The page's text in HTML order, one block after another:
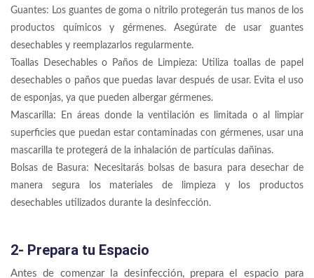
Guantes: Los guantes de goma o nitrilo protegerán tus manos de los
productos químicos y gérmenes. Asegúrate de usar guantes
desechables y reemplazarlos regularmente.
Toallas Desechables o Paños de Limpieza: Utiliza toallas de papel
desechables o paños que puedas lavar después de usar. Evita el uso
de esponjas, ya que pueden albergar gérmenes.
Mascarilla: En áreas donde la ventilación es limitada o al limpiar
superficies que puedan estar contaminadas con gérmenes, usar una
mascarilla te protegerá de la inhalación de partículas dañinas.
Bolsas de Basura: Necesitarás bolsas de basura para desechar de
manera segura los materiales de limpieza y los productos
desechables utilizados durante la desinfección.
2- Prepara tu Espacio
Antes de comenzar la desinfección, prepara el espacio para